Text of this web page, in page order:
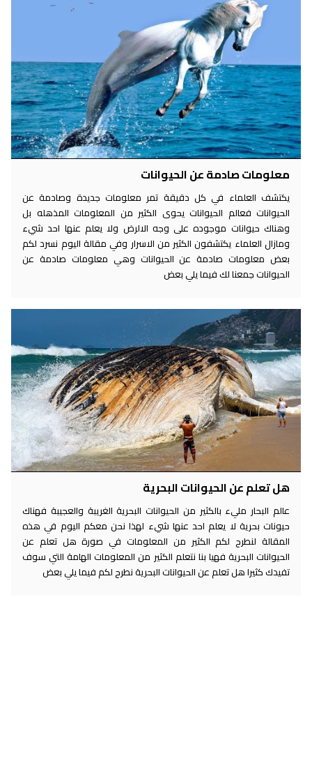
معلومات صادمة عن الحيوانات
يكتشف العلماء في كل دقيقة تمر معلومات جديدة وصادمة عن
الحيوانات فعالم الحيوانات يحوى الكثير من المعلومات المذهله بل
وهناك حيوانات موجوده على وجه الالرض ولا يعلم عنها احد شيء
ومازال العلماء يكتشفون الكثير من الاسرار وفي مقالة اليوم نسرد لكم
بعض معلومات صادمة عن الحيوانات وهي معلومات صادمة عن
الحيوانات جمعنا لك فيما يلي بعض
هل تعلم عن الحيوانات البحرية
عالم البحار مليء بالكثير من الحيوانات البحرية الغريبة والعجيبة فهناك
حيونات بحرية لا يعلم احد عنها شيء لهذا نحن معكم اليوم في هذه
المقالة لنطرح لكم الكثير من المعلومات في صورة هل تعلم عن
الحيوانات البحرية فهيا بنا نتعلم الكثير من المعلومات الهامة التي سوف
تفيدك كثيرا هل تعلم عن الحيوانات البحرية نطرح لكم فيما يلي بعض